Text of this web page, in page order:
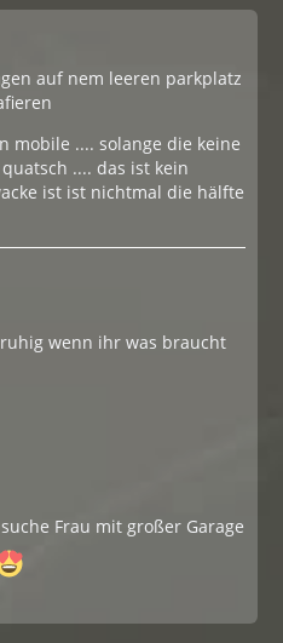
auf nem leeren parkplatz
mobile .... solange die keine
.... das ist kein
ist ist nichtmal die hälfte
wenn ihr was braucht
Frau mit großer Garage